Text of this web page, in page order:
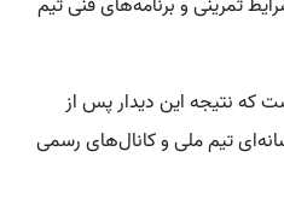
تمرینی و برنامه‌های فنی تیم
که نتیجه این دیدار پس از
تیم ملی و کانال‌های رسمی